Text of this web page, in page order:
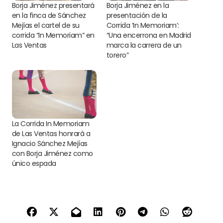
Borja Jiménez presentará
en la finca de Sánchez
Mejías el cartel de su
corrida “In Memoriam” en
Las Ventas
Borja Jiménez en la
presentación de la
Corrida ‘In Memoriam’:
“Una encerrona en Madrid
marca la carrera de un
torero”
La Corrida In Memoriam
de Las Ventas honrará a
Ignacio Sánchez Mejías
con Borja Jiménez como
único espada